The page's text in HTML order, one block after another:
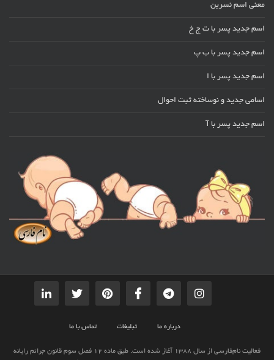
معنی اسم نسرین
اسم جدید پسر با ت ج خ
اسم جدید پسر با ب پ
اسم جدید پسر با ا
اسامی جدید و نوساخته ثبت احوال
اسم جدید پسر با آ
درباره ما تبلیغات تماس با ما
فعالیت نام‌فارسی از سال 1388 آغاز شده است. طبق ماده 12 فصل سوم قانون جرائم رایانه